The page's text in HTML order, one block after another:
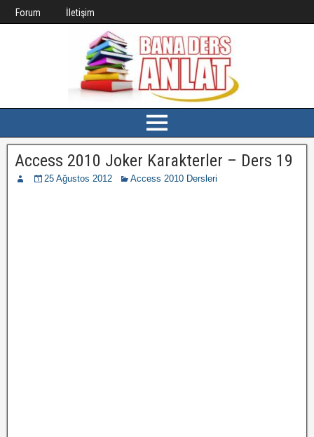
Forum İletişim
Access 2010 Joker Karakterler – Ders 19
25 Ağustos 2012 Access 2010 Dersleri